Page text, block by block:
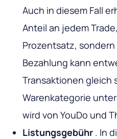
Auch in diesem Fall
Anteil an jedem
Prozentsatz,
Bezahlung kann
Transaktionen gleich
Warenkategorie
wird von YouDo und
Listungsgebühr . In